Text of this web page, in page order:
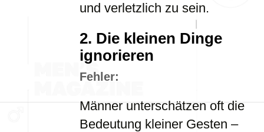
und verletzlich zu sein.
2. Die kleinen Dinge
ignorieren
Fehler:
Männer unterschätzen oft die
Bedeutung kleiner Gesten –